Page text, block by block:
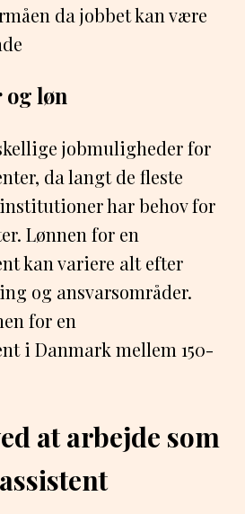
da jobbet kan være
og løn
jobmuligheder for
da langt de fleste
har behov for
Lønnen for en
kan variere alt efter
og ansvarsområder.
for en
i Danmark mellem 150-
at arbejde som